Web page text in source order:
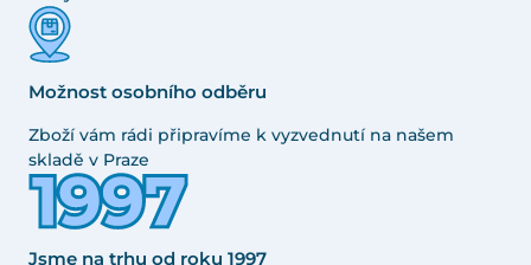
Možnost osobního odběru
Zboží vám rádi připravíme k vyzvednutí na našem
skladě v Praze
Jsme na trhu od roku 1997